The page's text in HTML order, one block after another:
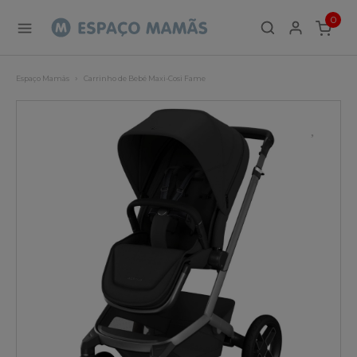
0
ITEMS
Espaço Mamãs Carrinho de Bebé Maxi-Cosi Fame